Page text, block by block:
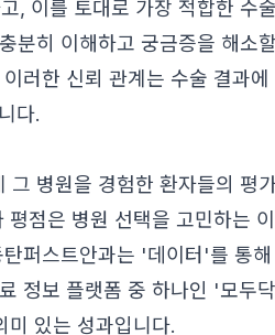
, 이를 토대로 가장 적합한 수
분히 이해하고 궁금증을 해소
러한 신뢰 관계는 수술 결과에
다.
병원을 경험한 환자들의 평
점은 병원 선택을 고민하는 이
퍼스트안과는 '데이터'를 통
정보 플랫폼 중 하나인 '모두
있는 성과입니다.